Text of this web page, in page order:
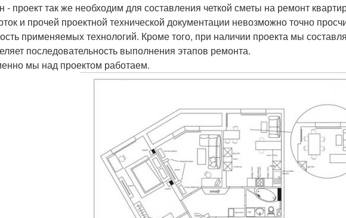
- проект так же необходим для составления четкой сметы на ремонт
и прочей проектной технической документации невозможно точно
применяемых технологий. Кроме того, при наличии проекта мы
последовательность выполнения этапов ремонта.
мы над проектом работаем.